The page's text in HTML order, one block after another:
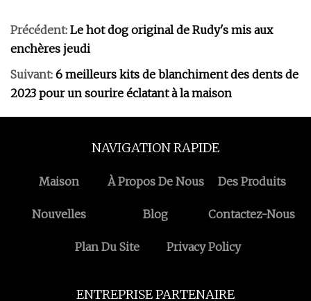
Précédent: Le hot dog original de Rudy's mis aux
enchères jeudi
Suivant: 6 meilleurs kits de blanchiment des dents de
2023 pour un sourire éclatant à la maison
NAVIGATION RAPIDE
Maison À Propos De Nous Des Produits
Nouvelles Blog Contactez-Nous
Plan Du Site Privacy Policy
ENTREPRISE PARTENAIRE